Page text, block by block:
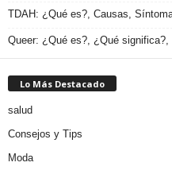
TDAH: ¿Qué es?, Causas,
Queer: ¿Qué es?, ¿Qué
Lo Más Destacado
salud
Consejos y Tips
Moda